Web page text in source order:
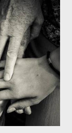
un cadáver" (5:2)
y el
del nazareo por
Ese mismo
La santidad no
en la ...